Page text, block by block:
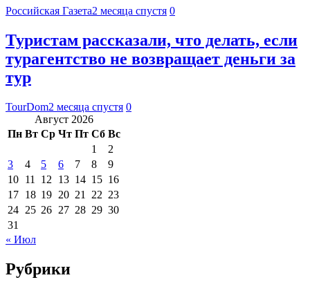
Российская Газета2 месяца спустя 0
Туристам рассказали, что делать, если
турагентство не возвращает деньги за
тур
TourDom2 месяца спустя 0
Август 2026
Пн Вт Ср Чт Пт Сб Вс
1
2
3
4 5 6 7 8
9
10 11 12 13 14 15 16
17 18 19 20 21 22 23
24 25 26 27 28 29 30
31
« Июл
Рубрики